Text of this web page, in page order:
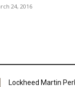
24, 2016
Lockheed Martin